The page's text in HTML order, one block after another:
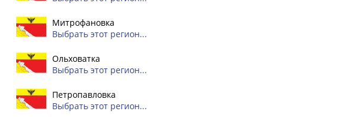
Митрофановка
Выбрать этот регион...
Ольховатка
Выбрать этот регион...
Петропавловка
Выбрать этот регион...